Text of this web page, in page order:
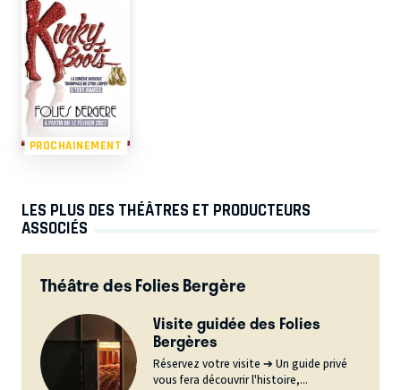
PROCHAINEMENT
LES PLUS DES THÉÂTRES ET PRODUCTEURS
ASSOCIÉS
Théâtre des Folies Bergère
Visite guidée des Folies
Bergères
Réservez votre visite ➔ Un guide privé
vous fera découvrir l'histoire,...